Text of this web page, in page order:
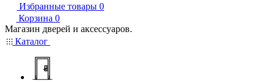
Избранные товары 0
Корзина 0
Магазин дверей и аксессуаров.
Каталог